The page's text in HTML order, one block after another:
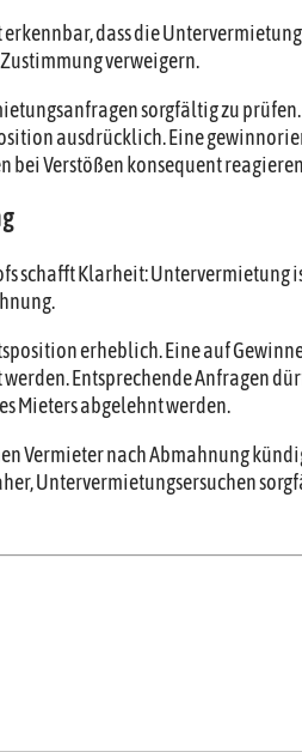
dass die
verweigern.
sorgfältig zu prüfen.
ausdrücklich. Eine
bei Verstößen konsequent
schafft Klarheit: Untervermietung
erheblich. Eine auf
Entsprechende Anfragen
Mieters abgelehnt werden.
Vermieter nach Abmahnung
Untervermietungsersuchen